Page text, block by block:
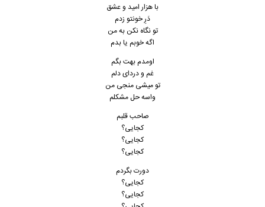
با هزار امید و عشق
دَرِ خونتو زدم
تو نگاه نکن به من
اگه خوبم یا بدم
اومدم بهت بگم
غم و دردای دلم
تو میشی منجی من
واسه حل مشکلم
صاحب قلبم
کجایی؟
کجایی؟
کجایی؟
دورت بگردم
کجایی؟
کجایی؟